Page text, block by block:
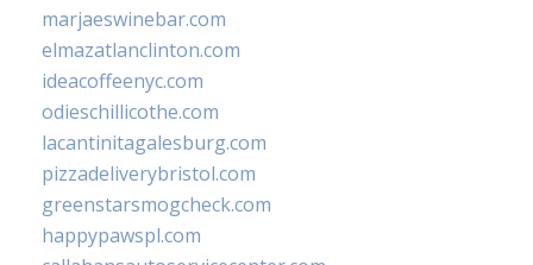
marjaeswinebar.com
elmazatlanclinton.com
ideacoffeenyc.com
odieschillicothe.com
lacantinitagalesburg.com
pizzadeliverybristol.com
greenstarsmogcheck.com
happypawspl.com